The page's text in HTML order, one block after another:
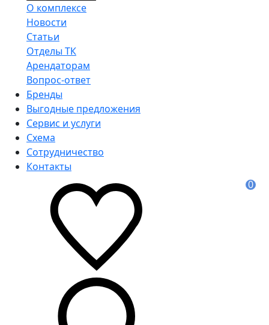
О комплексе
Новости
Статьи
Отделы ТК
Арендаторам
Вопрос-ответ
Бренды
Выгодные предложения
Сервис и услуги
Схема
Сотрудничество
Контакты
0